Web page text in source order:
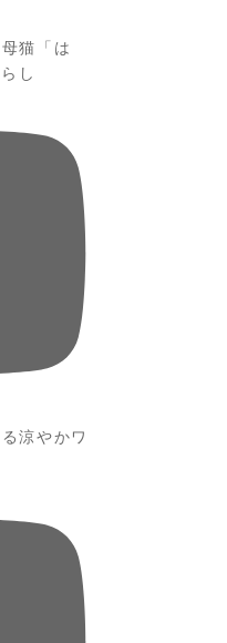
猫「は
し
涼やかワ